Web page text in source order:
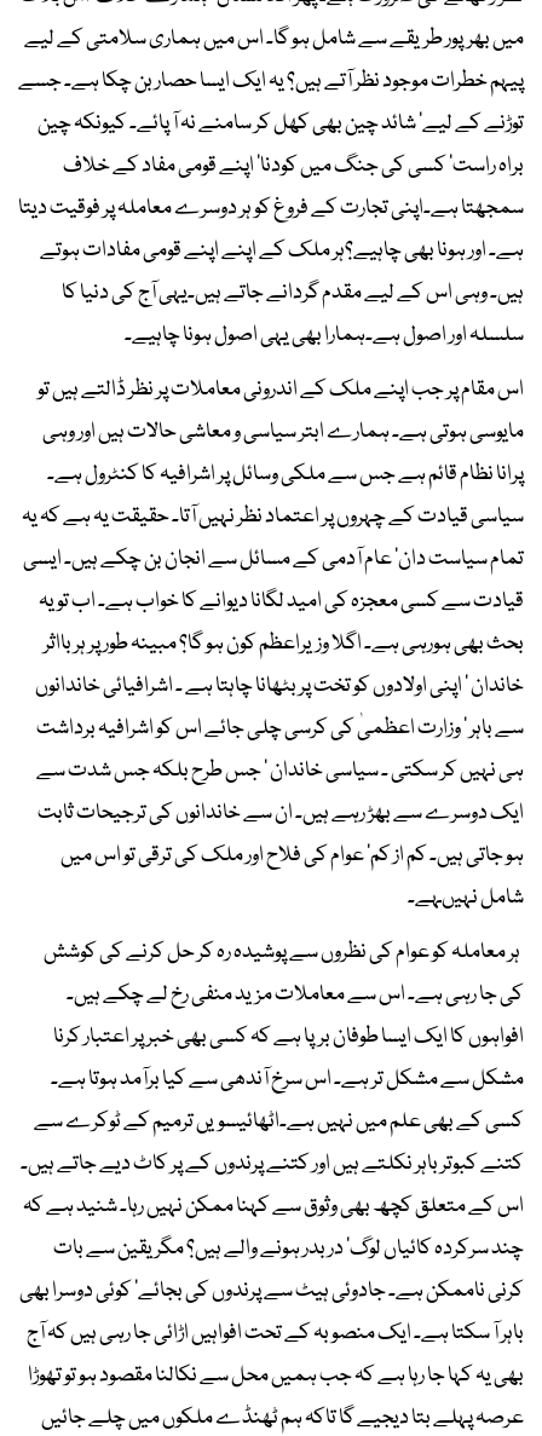
میں بھرپور طریقے سے شامل ہو گا۔ اس میں ہماری سلامتی کے لیے
پیہم خطرات موجود نظر آتے ہیں؟ یہ ایک ایسا حصار بن چکا ہے۔ جسے
توڑنے کے لیے‘ شائد چین بھی کھل کر سامنے نہ آ پائے۔ کیونکہ چین
براہ راست‘ کسی کی جنگ میں کودنا‘ اپنے قومی مفاد کے خلاف
سمجھتا ہے۔اپنی تجارت کے فروغ کو ہر دوسرے معاملہ پر فوقیت دیتا
ہے۔ اور ہونا بھی چاہیے؟ہر ملک کے اپنے اپنے قومی مفادات ہوتے
ہیں۔ وہی اس کے لیے مقدم گردانے جاتے ہیں۔یہی آج کی دنیا کا
سلسلہ اور اصول ہے۔ہمارا بھی یہی اصول ہونا چاہیے۔
اس مقام پر جب اپنے ملک کے اندرونی معاملات پر نظر ڈالتے ہیں تو
مایوسی ہوتی ہے۔ ہمارے ابتر سیاسی و معاشی حالات ہیں اور وہی
پرانا نظام قائم ہے جس سے ملکی وسائل پر اشرافیہ کا کنٹرول ہے۔
سیاسی قیادت کے چہروں پر اعتماد نظر نہیں آتا۔ حقیقت یہ ہے کہ یہ
تمام سیاست دان‘ عام آدمی کے مسائل سے انجان بن چکے ہیں۔ ایسی
قیادت سے کسی معجزہ کی امید لگانا دیوانے کا خواب ہے۔ اب تو یہ
بحث بھی ہورہی ہے۔ اگلا وزیراعظم کون ہو گا؟ مبینہ طور پر ہر بااثر
خاندان ‘ اپنی اولادوں کو تخت پر بٹھانا چاہتا ہے ۔ اشرافیائی خاندانوں
سے باہر ‘ وزارت اعظمیٰ کی کرسی چلی جائے اس کو اشرافیہ برداشت
ہی نہیں کر سکتی ۔ سیاسی خاندان ‘ جس طرح بلکہ جس شدت سے
ایک دوسرے سے بھڑ رہے ہیں۔ ان سے خاندانوں کی ترجیحات ثابت
ہو جاتی ہیں۔ کم از کم‘ عوام کی فلاح اور ملک کی ترقی تو اس میں
شامل نہیںہے۔
ہر معاملہ کو عوام کی نظروں سے پوشیدہ رہ کر حل کرنے کی کوشش
کی جا رہی ہے۔ اس سے معاملات مزید منفی رخ لے چکے ہیں۔
افواہوں کا ایک ایسا طوفان برپا ہے کہ کسی بھی خبر پر اعتبار کرنا
مشکل سے مشکل تر ہے۔ اس سرخ آندھی سے کیا برآمد ہوتا ہے۔
کسی کے بھی علم میں نہیں ہے۔اٹھائیسویں ترمیم کے ٹوکرے سے
کتنے کبوتر باہر نکلتے ہیں اور کتنے پرندوں کے پر کاٹ دیے جاتے ہیں۔
اس کے متعلق کچھ بھی وثوق سے کہنا ممکن نہیں رہا۔ شنید ہے کہ
چند سرکردہ کائیاں لوگ‘ دربدر ہونے والے ہیں؟ مگر یقین سے بات
کرنی ناممکن ہے۔ جادوئی ہیٹ سے پرندوں کی بجائے‘ کوئی دوسرا بھی
باہر آ سکتا ہے۔ ایک منصوبہ کے تحت افواہیں اڑائی جا رہی ہیں کہ آج
بھی یہ کہا جا رہا ہے کہ جب ہمیں محل سے نکالنا مقصود ہو تو تھوڑا
عرصہ پہلے بتا دیجیے گا تاکہ ہم ٹھنڈے ملکوں میں چلے جائیں